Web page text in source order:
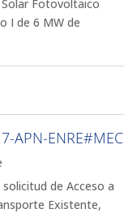
Fotovoltaico
I de 6 MW de
APN-ENRE#MEC
de Acceso a
Existente,